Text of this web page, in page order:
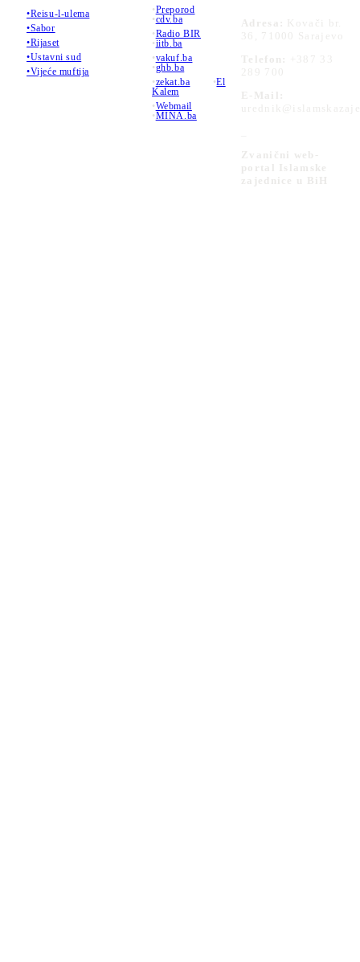
•Reisu-l-ulema
•Sabor
•Rijaset
•Ustavni sud
•Vijeće muftija
•Preporod
•cdv.ba
•Radio BIR
•iitb.ba
•vakuf.ba
•ghb.ba
•zekat.ba •El
Kalem
•Webmail
•MINA.ba
Adresa:
Kovači br.
36, 71000 Sarajevo
Telefon:
+387 33
289 700
E-Mail:
Zvanični web-
portal Islamske
zajednice u BiH